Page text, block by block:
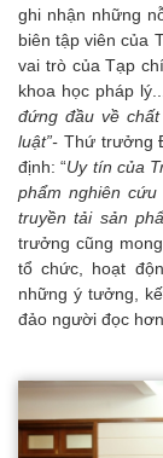
ghi nhận những
biên tập viên của
vai trò của Tạp
khoa học pháp lý...
đứng đầu về
luật”- Thứ trưởng
định: “Uy tín của
phẩm nghiên
truyền tải sản
trưởng cũng
tổ chức, hoạt
những ý tưởng,
đảo người đọc hơn.